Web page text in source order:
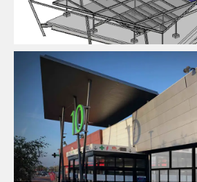
Économie De La Construction
Commercial Pilotage D'opération /